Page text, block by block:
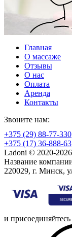
Главная
О массаже
Отзывы
О нас
Оплата
Аренда
Контакты
Звоните нам:
+375 (29) 88-77-330
+375 (17) 36-888-63
Ladoni © 2020-2026
Название
220029, г. Минск,
и